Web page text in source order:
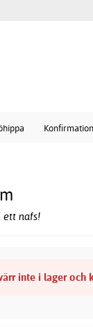
Konfirmation
nafs!
inte i lager och